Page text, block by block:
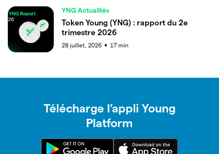
YNG Actualités
Token Young (YNG) : rapport du 2e
trimestre 2026
28 juillet, 2026 ● 17 min
Télécharge l’appli Young
Platform